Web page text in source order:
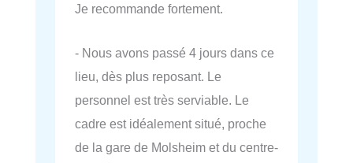
Je recommande fortement.
- Nous avons passé 4 jours dans ce
lieu, dès plus reposant. Le
personnel est très serviable. Le
cadre est idéalement situé, proche
de la gare de Molsheim et du centre-